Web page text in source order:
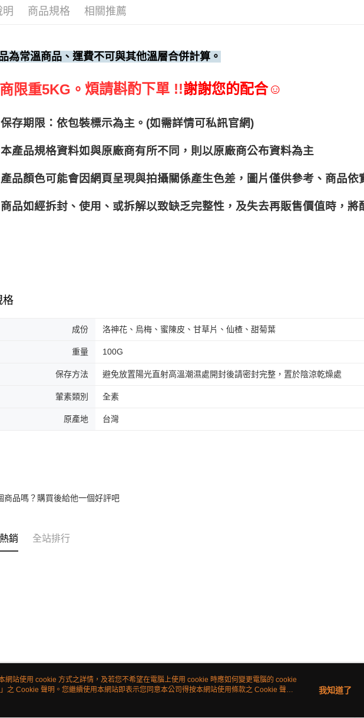
明 商品規格 相關推薦
為常溫商品、運費不可與其他溫層合併計算。
限重5KG。 煩請斟酌下單 !!謝謝您的配合☺
保存期限：依包裝標示為主。(如需詳情可私訊官網)
本產品規格資料如與原廠商有所不同，則以原廠商公布資料為主
產品顏色可能會因網頁呈現與拍攝關係產生色差，圖片僅供參考、商品依
商品如經拆封、使用、或拆解以致缺乏完整性，及失去再販售價值時，將
格
成份 洛神花、烏梅、蜜陳皮、甘草片、仙楂、甜菊葉
重量 100G
保存方法 避免放置陽光直射高溫潮濕處開封後請密封完整，置於陰涼乾燥處
葷素類別 全素
原產地 台灣
商品嗎？購買後給他一個好評吧
銷 全站排行
關於我們 客服資訊
網站使用 cookie 方式之詳情，及若您不希望在電腦上使用 cookie 時應如何變更電腦的 cookie
」之 Cookie 聲明。您繼續使用本網站即表示您同意本公司得按本網站使用條款之 Cookie 聲明
我知道了